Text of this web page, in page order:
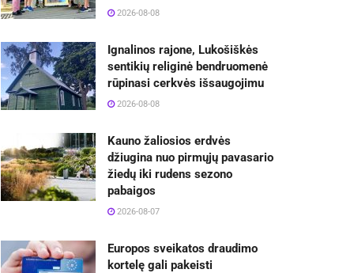
2026-08-08
Ignalinos rajone, Lukošiškės
sentikių religinė bendruomenė
rūpinasi cerkvės išsaugojimu
2026-08-08
Kauno žaliosios erdvės
džiugina nuo pirmųjų pavasario
žiedų iki rudens sezono
pabaigos
2026-08-07
Europos sveikatos draudimo
kortelę gali pakeisti